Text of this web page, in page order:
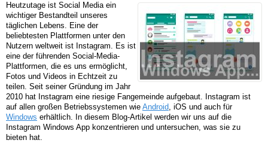
Heutzutage ist Social Media ein
wichtiger Bestandteil unseres
täglichen Lebens. Eine der
beliebtesten Plattformen unter den
Nutzern weltweit ist Instagram. Es ist
eine der führenden Social-Media-
Plattformen, die es uns ermöglicht,
Fotos und Videos in Echtzeit zu
teilen. Seit seiner Gründung im Jahr
2010 hat Instagram eine riesige Fangemeinde aufgebaut. Instagram ist
auf allen großen Betriebssystemen wie Android, iOS und auch für
Windows erhältlich. In diesem Blog-Artikel werden wir uns auf die
Instagram Windows App konzentrieren und untersuchen, was sie zu
bieten hat.